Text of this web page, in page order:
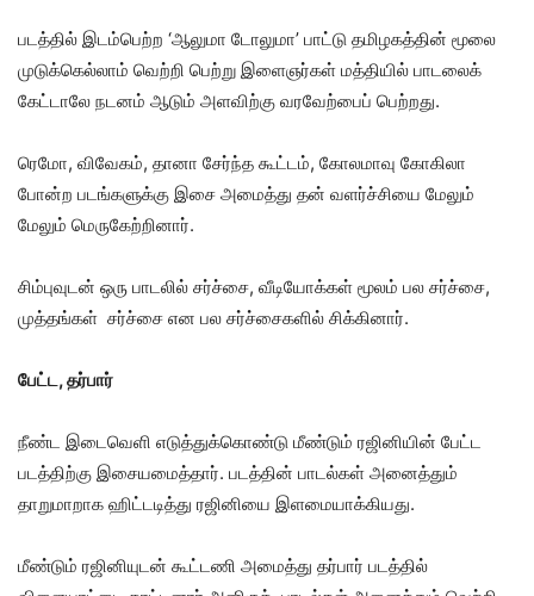
படத்தில் இடம்பெற்ற ‘ஆலுமா டோலுமா’ பாட்டு தமிழகத்தின் மூலை
முடுக்கெல்லாம் வெற்றி பெற்று இளைஞர்கள் மத்தியில் பாடலைக்
கேட்டாலே நடனம் ஆடும் அளவிற்கு வரவேற்பைப் பெற்றது.
ரெமோ, விவேகம், தானா சேர்ந்த கூட்டம், கோலமாவு கோகிலா
போன்ற படங்களுக்கு இசை அமைத்து தன் வளர்ச்சியை மேலும்
மேலும் மெருகேற்றினார்.
சிம்புவுடன் ஒரு பாடலில் சர்ச்சை, வீடியோக்கள் மூலம் பல சர்ச்சை,
முத்தங்கள் சர்ச்சை என பல சர்ச்சைகளில் சிக்கினார்.
பேட்ட, தர்பார்
நீண்ட இடைவெளி எடுத்துக்கொண்டு மீண்டும் ரஜினியின் பேட்ட
படத்திற்கு இசையமைத்தார். படத்தின் பாடல்கள் அனைத்தும்
தாறுமாறாக ஹிட்டடித்து ரஜினியை இளமையாக்கியது.
மீண்டும் ரஜினியுடன் கூட்டணி அமைத்து தர்பார் படத்தில்